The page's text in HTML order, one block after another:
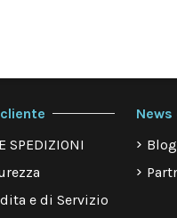
SPEDIZIONI
e di Servizio
News